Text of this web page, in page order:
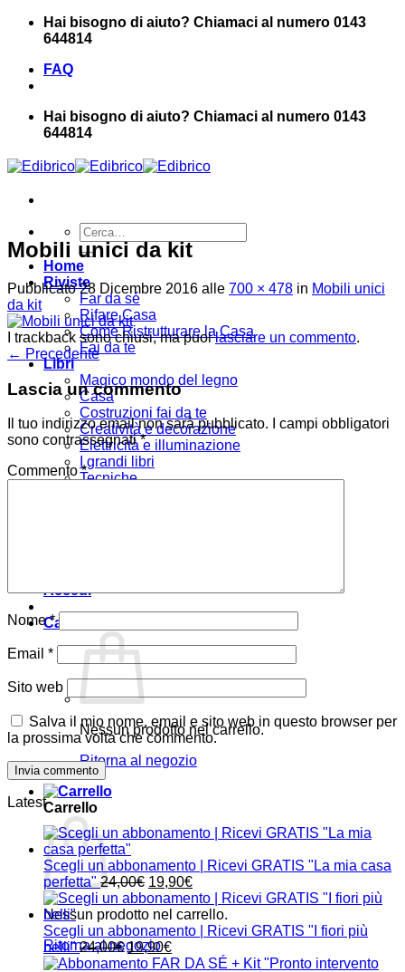
Salta
Hai bisogno di aiuto? Chiamaci al numero 0143
644814
FAQ
Hai bisogno di aiuto? Chiamaci al numero 0143
644814
Cerca:
Home
Riviste
Far da sé
Rifare Casa
Come Ristrutturare la Casa
Fai da te
Libri
Magico mondo del legno
Casa
Costruzioni fai da te
Creatività e decorazione
Elettricità e illuminazione
I grandi libri
Tecniche
Accedi
Carrello /
Nessun prodotto nel carrello.
Ritorna al negozio
Carrello
Nessun prodotto nel carrello.
Ritorna al negozio
Mobili unici da kit
Pubblicato28 Dicembre 2016 alle 700 × 478 in Mobili unici
da kit
I trackback sono chiusi, ma puoilasciare un commento.
← Precedente
Lascia un commento
Il tuo indirizzo email non sarà pubblicato.
I campi obbligatori
sono contrassegnati*
Commento*
Nome*
Email *
Sito web
Salva il mio nome, email e sito web in questo browser per
la prossima volta che commento.
Latest
Scegli un abbonamento | Ricevi GRATIS "La mia casa
perfetta" 24,00€ Il
prezzo
originale
era:
24,00€.
19,90€Il
prezzo
attuale
è:
Scegli un abbonamento | Ricevi GRATIS "I fiori più
belli" 24,00€Il
prezzo
19,90€Il
prezzo